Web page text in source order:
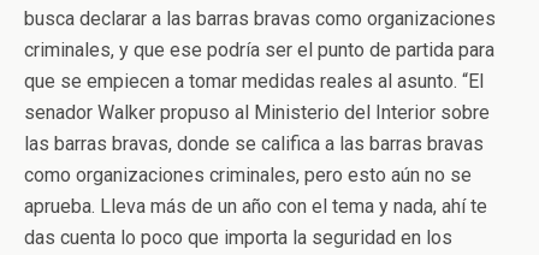
busca declarar a las barras bravas como organizaciones
criminales, y que ese podría ser el punto de partida para
que se empiecen a tomar medidas reales al asunto. “El
senador Walker propuso al Ministerio del Interior sobre
las barras bravas, donde se califica a las barras bravas
como organizaciones criminales, pero esto aún no se
aprueba. Lleva más de un año con el tema y nada, ahí te
das cuenta lo poco que importa la seguridad en los